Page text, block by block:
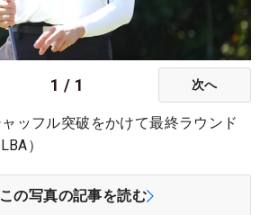
1 / 1 次へ
ッフル突破をかけて最終ラウンド
）
この写真の記事を読む